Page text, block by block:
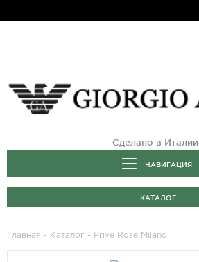
Сделано в Италии
НАВИГАЦИЯ
КАТАЛОГ
Главная - Каталог - Prive Rose Milano